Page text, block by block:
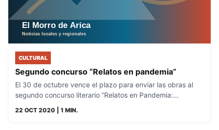
CULTURAL
Segundo concurso “Relatos en pandemia”
El 30 de octubre vence el plazo para enviar las obras al
segundo concurso literario “Relatos en Pandemia:…
22 OCT 2020 | 1 MIN.